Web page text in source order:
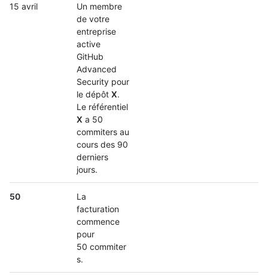
15 avril
Un membre
de votre
entreprise
active
GitHub
Advanced
Security pour
le dépôt X.
Le référentiel
X a 50
commiters au
cours des 90
derniers
jours.
50
La
facturation
commence
pour
50 commiter
s.